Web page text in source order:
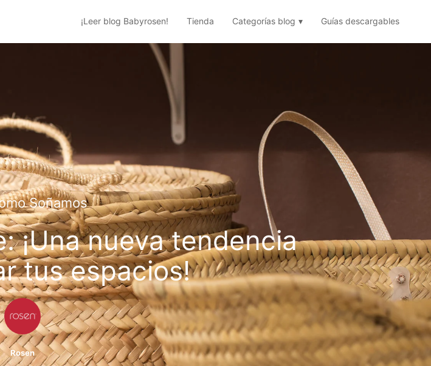
¡Leer blog Babyrosen! Tienda Categorías blog Guías descargables
Soñamos
¡Una nueva tendencia
tus espacios!
Rosen